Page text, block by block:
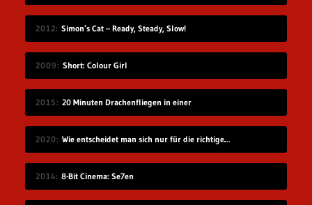
2012 Simon’s Cat – Ready, Steady, Slow!
2009 Short: Colour Girl
2015 20 Minuten Drachenfliegen in einer
2020 Wie entscheidet man sich nur für die richtige Idee?
2014 8-Bit Cinema: Se7en